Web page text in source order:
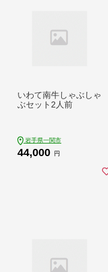
いわて南牛しゃぶしゃ
ぶセット2人前
岩手県一関市
44,000 円